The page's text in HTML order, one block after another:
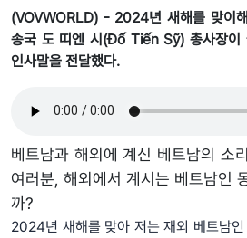
(VOVWORLD) - 2024년 새해를 맞이
송국 도 띠엔 시(Đố Tiến Sỹ) 총사장이
인사말을 전달했다.
베트남과 해외에 계신 베트남의 소
여러분, 해외에서 계시는 베트남인
까?
2024년 새해를 맞아 저는 재외 베트남인